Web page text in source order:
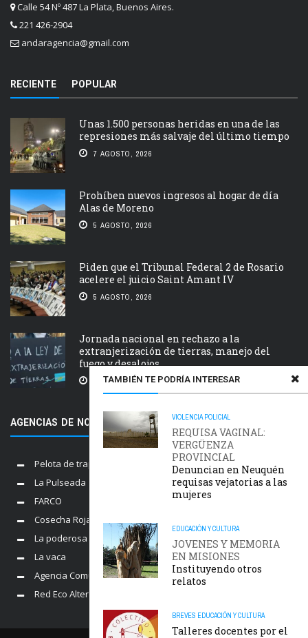
TAMBIÉN TE PODRÍA INTERESAR
VIOLENCIA POLICIAL
REQUISA VAGINAL:
VERGÜENZA
PROVINCIAL
Denuncian en Neuquén
requisas vejatorias a las
mujeres
EDUCACIÓN Y CULTURA
JOVENES Y MEMORIA
EN MISIONES
Instituyendo otros
relatos
BREVES EDUCACIÓN Y CULTURA
Talleres docentes por el
Calle 54 Nº 487 La Plata, Buenos Aires.
221 426-2904
andaragencia@gmail.com
RECIENTE POPULAR
Unas 1.500 personas heridas en una de las
represiones más salvaje del último tiempo
7 AGOSTO, 2026
Prohíben nuevos ingresos al hogar de día
Alas de Moreno
5 AGOSTO, 2026
Piden que el Tribunal Federal 2 de Rosario
acelere el juicio Saint Amant IV
5 AGOSTO, 2026
Jornada nacional en rechazo a la
extranjerización de tierras, manejo del
fuego y desalojos
5 AGOSTO, 2026
AGENCIAS DE NOTICIAS AMIGAS
Pelota de trapo
La Pulseada
FARCO
Cosecha Roja
La poderosa
La vaca
Agencia Comunica
Red Eco Alternativo